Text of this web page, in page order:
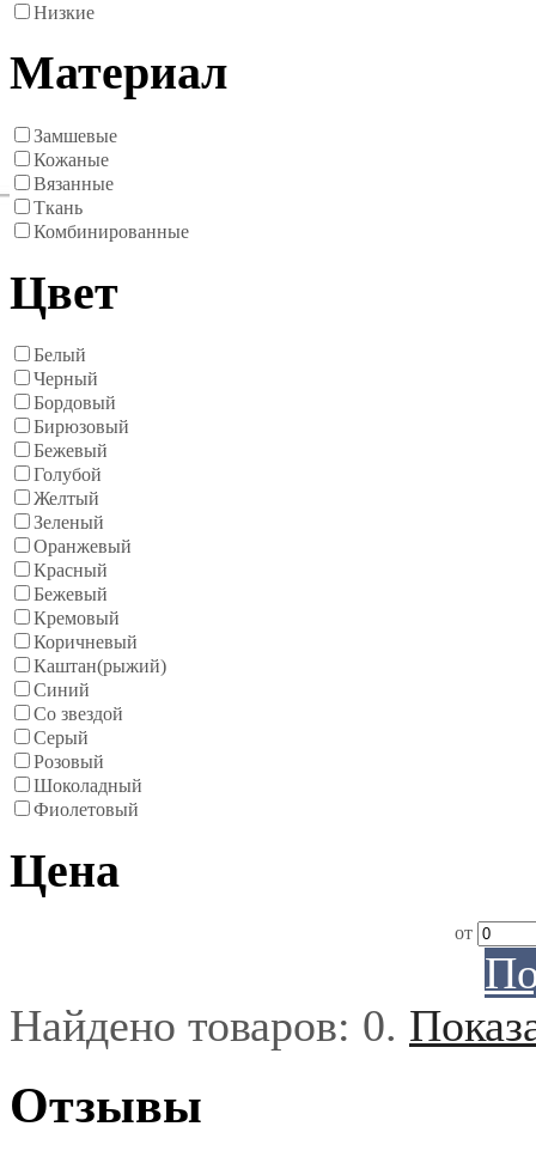
Низкие
Материал
Замшевые
Кожаные
Вязанные
Ткань
Комбинированные
Цвет
Белый
Черный
Бордовый
Бирюзовый
Бежевый
Голубой
Желтый
Зеленый
Оранжевый
Красный
Бежевый
Кремовый
Коричневый
Каштан(рыжий)
Синий
Со звездой
Серый
Розовый
Шоколадный
Фиолетовый
Цена
от
Найдено товаров: 0.
Отзывы